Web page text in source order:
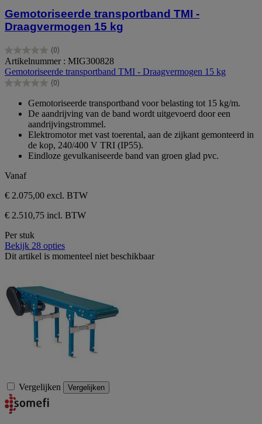
Gemotoriseerde transportband TMI -
Draagvermogen 15 kg
(0)
0.0
van
de
5
Artikelnummer : MIG300828
Gemotoriseerde transportband TMI - Draagvermogen 15 kg
(0)
0.0
sterren.
Gemotoriseerde transportband voor belasting tot 15 kg/m.
De aandrijving van de band wordt uitgevoerd door een
aandrijvingstrommel.
Elektromotor met vast toerental, aan de zijkant gemonteerd in
de kop, 240/400 V TRI (IP55).
Eindloze gevulkaniseerde band van groen glad pvc.
Vanaf
€ 2.075,00 excl. BTW
€ 2.510,75 incl. BTW
Per stuk
Bekijk 28 opties
Dit artikel is momenteel niet beschikbaar
Vergelijken Vergelijken